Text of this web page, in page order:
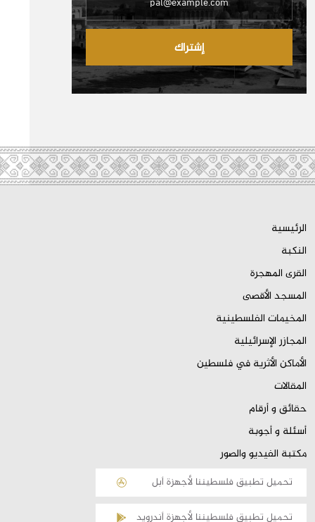
إشتراك
الرئيسية
النكبة
القرى المهجرة
المسجد الأقصى
المخيمات الفلسطينية
المجازر الإسرائيلية
الأماكن الأثرية في فلسطين
المقالات
حقائق و أرقام
أسئلة و أجوبة
مكتبة الفيديو والصور
تحميل تطبيق فلسطيننا لأجهزة أبل
تحميل تطبيق فلسطيننا لأجهزة أندرويد